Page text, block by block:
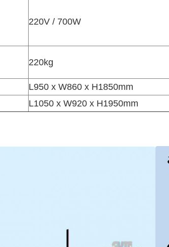
220V / 700W
220kg
L950 x W860 x H1850mm
L1050 x W920 x H1950mm